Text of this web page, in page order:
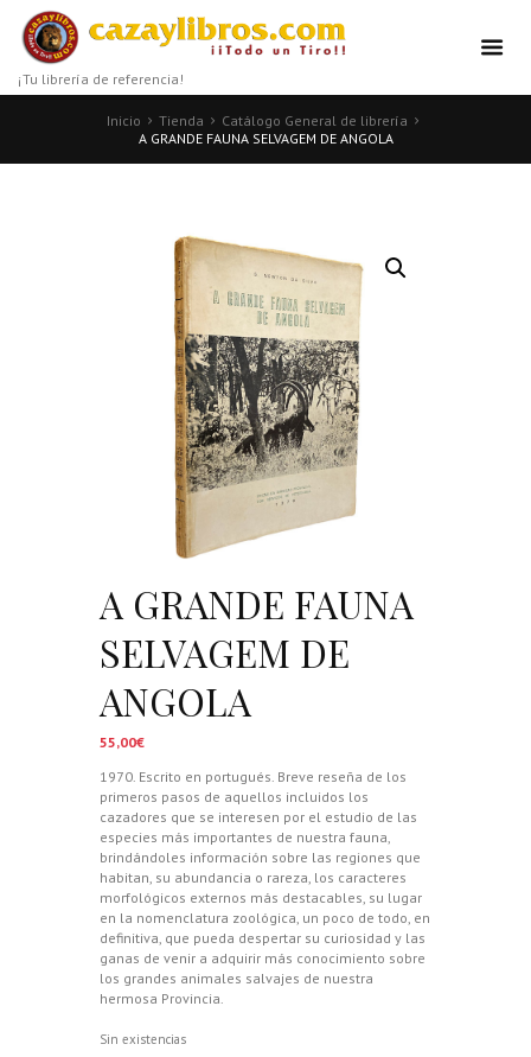
¡Tu librería de referencia!
Inicio Tienda
Catálogo General de librería
A GRANDE FAUNA SELVAGEM DE ANGOLA
A GRANDE FAUNA
SELVAGEM DE
ANGOLA
55,00€
1970. Escrito en portugués. Breve reseña de los
primeros pasos de aquellos incluidos los
cazadores que se interesen por el estudio de las
especies más importantes de nuestra fauna,
brindándoles información sobre las regiones que
habitan, su abundancia o rareza, los caracteres
morfológicos externos más destacables, su lugar
en la nomenclatura zoológica, un poco de todo, en
definitiva, que pueda despertar su curiosidad y las
ganas de venir a adquirir más conocimiento sobre
los grandes animales salvajes de nuestra
hermosa Provincia.
Sin existencias